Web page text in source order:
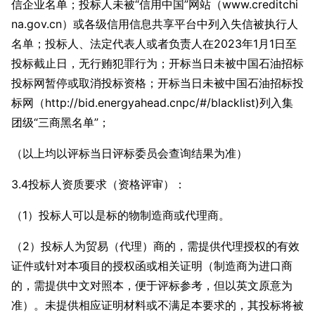
信企业名单；投标人未被“信用中国”网站（www.creditchi
na.gov.cn）或各级信用信息共享平台中列入失信被执行人
名单；投标人、法定代表人或者负责人在2023年1月1日至
投标截止日，无行贿犯罪行为；开标当日未被中国石油招标
投标网暂停或取消投标资格；开标当日未被中国石油招标投
标网（http://bid.energyahead.cnpc/#/blacklist)列入集
团级“三商黑名单”；
（以上均以评标当日评标委员会查询结果为准）
3.4投标人资质要求（资格评审）：
（1）投标人可以是标的物制造商或代理商。
（2）投标人为贸易（代理）商的，需提供代理授权的有效
证件或针对本项目的授权函或相关证明（制造商为进口商
的，需提供中文对照本，便于评标参考，但以英文原意为
准）。未提供相应证明材料或不满足本要求的，其投标将被